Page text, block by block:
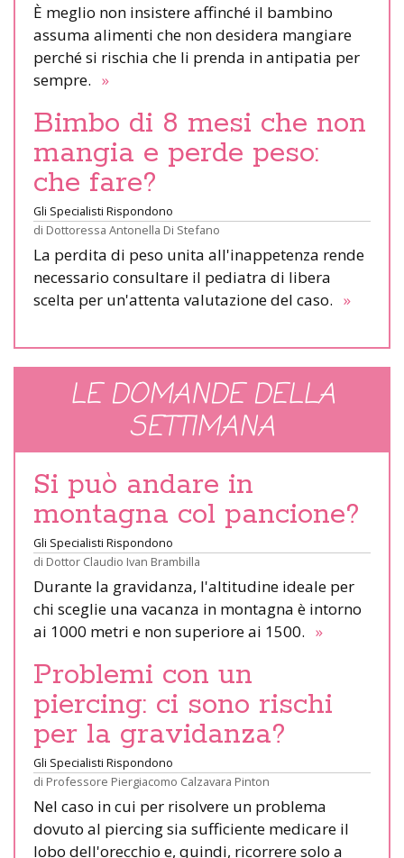
È meglio non insistere affinché il bambino
assuma alimenti che non desidera mangiare
perché si rischia che li prenda in antipatia per
sempre. »
Bimbo di 8 mesi che non
mangia e perde peso:
che fare?
Gli Specialisti Rispondono
di Dottoressa Antonella Di Stefano
La perdita di peso unita all'inappetenza rende
necessario consultare il pediatra di libera
scelta per un'attenta valutazione del caso. »
LE DOMANDE DELLA
SETTIMANA
Si può andare in
montagna col pancione?
Gli Specialisti Rispondono
di Dottor Claudio Ivan Brambilla
Durante la gravidanza, l'altitudine ideale per
chi sceglie una vacanza in montagna è intorno
ai 1000 metri e non superiore ai 1500. »
Problemi con un
piercing: ci sono rischi
per la gravidanza?
Gli Specialisti Rispondono
di Professore Piergiacomo Calzavara Pinton
Nel caso in cui per risolvere un problema
dovuto al piercing sia sufficiente medicare il
lobo dell'orecchio e, quindi, ricorrere solo a